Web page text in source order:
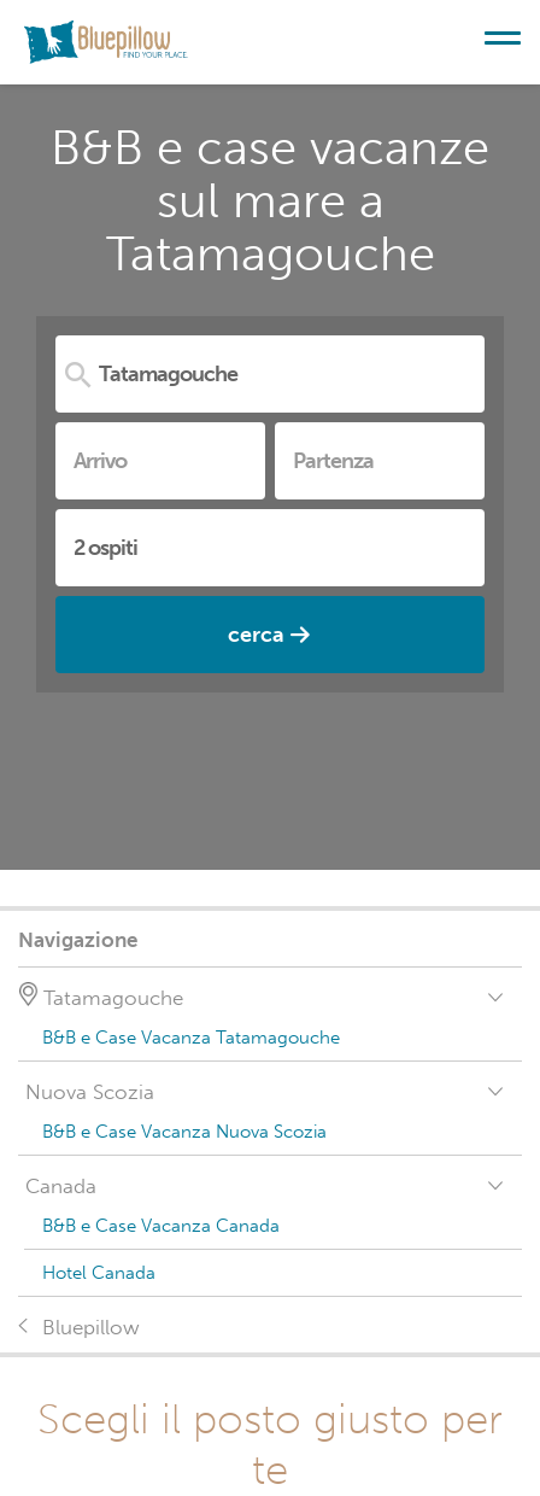
B&B e case vacanze
sul mare a
Tatamagouche
cerca
Navigazione
Tatamagouche
B&B e Case Vacanza Tatamagouche
Nuova Scozia
B&B e Case Vacanza Nuova Scozia
Canada
B&B e Case Vacanza Canada
Hotel Canada
Bluepillow
Scegli il posto giusto per
te